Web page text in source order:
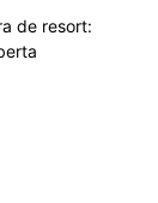
de resort: